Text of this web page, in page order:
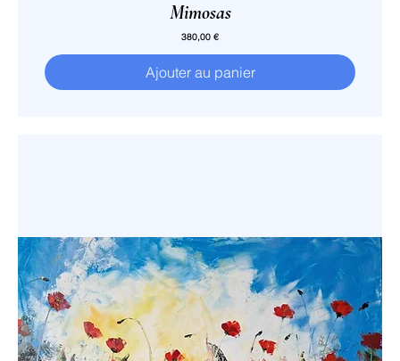
Mimosas
Prix
380,00 €
Ajouter au panier